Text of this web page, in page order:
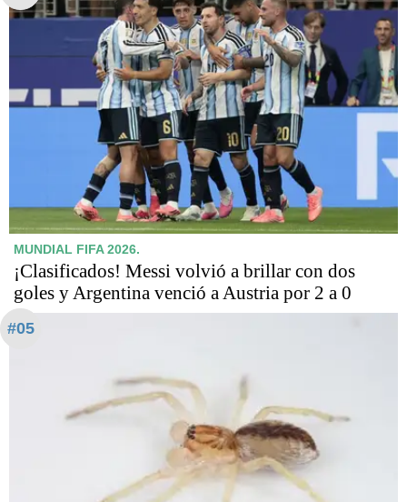
MUNDIAL FIFA 2026.
¡Clasificados! Messi volvió a brillar con dos
goles y Argentina venció a Austria por 2 a 0
#05